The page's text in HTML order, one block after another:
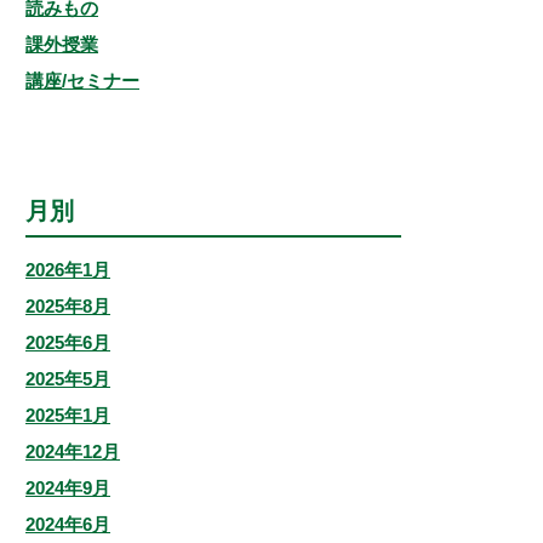
読みもの
課外授業
講座/セミナー
月別
2026年1月
2025年8月
2025年6月
2025年5月
2025年1月
2024年12月
2024年9月
2024年6月